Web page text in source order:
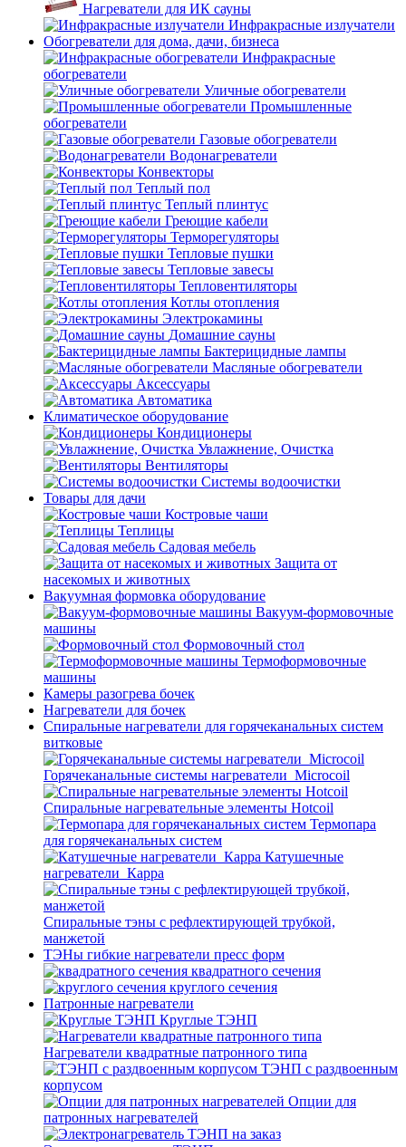
Нагреватели для ИК сауны
Инфракрасные излучатели
Обогреватели для дома, дачи, бизнеса
Инфракрасные
обогреватели
Уличные обогреватели
Промышленные
обогреватели
Газовые обогреватели
Водонагреватели
Конвекторы
Теплый пол
Теплый плинтус
Греющие кабели
Терморегуляторы
Тепловые пушки
Тепловые завесы
Тепловентиляторы
Котлы отопления
Электрокамины
Домашние сауны
Бактерицидные лампы
Масляные обогреватели
Аксессуары
Автоматика
Климатическое оборудование
Кондиционеры
Увлажнение, Очистка
Вентиляторы
Системы водоочистки
Товары для дачи
Костровые чаши
Теплицы
Садовая мебель
Защита от
насекомых и животных
Вакуумная формовка оборудование
Вакуум-формовочные
машины
Формовочный стол
Термоформовочные
машины
Камеры разогрева бочек
Нагреватели для бочек
Спиральные нагреватели для горячеканальных систем
витковые
Горячеканальные системы нагреватели_Microcoil
Спиральные нагревательные элементы Hotcoil
Термопара
для горячеканальных систем
Катушечные
нагреватели_Карра
Спиральные тэны с рефлектирующей трубкой,
манжетой
ТЭНы гибкие нагреватели пресс форм
квадратного сечения
круглого сечения
Патронные нагреватели
Круглые ТЭНП
Нагреватели квадратные патронного типа
ТЭНП с раздвоенным
корпусом
Опции для
патронных нагревателей